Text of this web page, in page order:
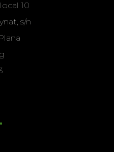
10
s/n